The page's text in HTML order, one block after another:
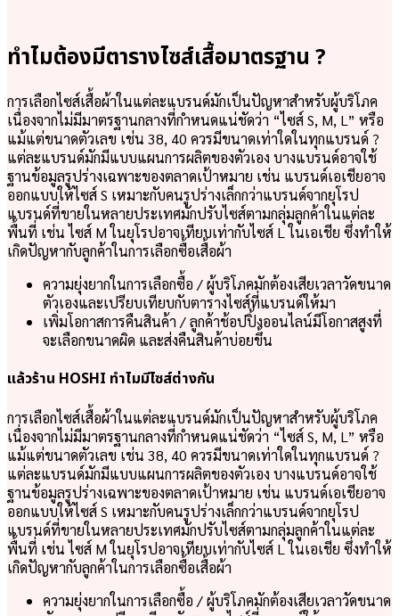
ทำไมต้องมีตารางไซส์เสื้อมาตรฐาน ?
การเลือกไซส์เสื้อผ้าในแต่ละแบรนด์มักเป็นปัญหาสำหรับผู้บริโภค
เนื่องจากไม่มีมาตรฐานกลางที่กำหนดแน่ชัดว่า “ไซส์ S, M, L” หรือ
แม้แต่ขนาดตัวเลข เช่น 38, 40 ควรมีขนาดเท่าใดในทุกแบรนด์ ?
แต่ละแบรนด์มักมีแบบแผนการผลิตของตัวเอง บางแบรนด์อาจใช้
ฐานข้อมูลรูปร่างเฉพาะของตลาดเป้าหมาย เช่น แบรนด์เอเชียอาจ
ออกแบบให้ไซส์ S เหมาะกับคนรูปร่างเล็กกว่าแบรนด์จากยุโรป
แบรนด์ที่ขายในหลายประเทศมักปรับไซส์ตามกลุ่มลูกค้าในแต่ละ
พื้นที่ เช่น ไซส์ M ในยุโรปอาจเทียบเท่ากับไซส์ L ในเอเชีย ซึ่งทำให้
เกิดปัญหากับลูกค้าในการเลือกซื้อเสื้อผ้า
ความยุ่งยากในการเลือกซื้อ / ผู้บริโภคมักต้องเสียเวลาวัดขนาด
ตัวเองและเปรียบเทียบกับตารางไซส์ที่แบรนด์ให้มา
เพิ่มโอกาสการคืนสินค้า / ลูกค้าช้อปปิ้งออนไลน์มีโอกาสสูงที่
จะเลือกขนาดผิด และส่งคืนสินค้าบ่อยขึ้น
แล้วร้าน HOSHI ทำไมมีไซส์ต่างกัน
การเลือกไซส์เสื้อผ้าในแต่ละแบรนด์มักเป็นปัญหาสำหรับผู้บริโภค
เนื่องจากไม่มีมาตรฐานกลางที่กำหนดแน่ชัดว่า “ไซส์ S, M, L” หรือ
แม้แต่ขนาดตัวเลข เช่น 38, 40 ควรมีขนาดเท่าใดในทุกแบรนด์ ?
แต่ละแบรนด์มักมีแบบแผนการผลิตของตัวเอง บางแบรนด์อาจใช้
ฐานข้อมูลรูปร่างเฉพาะของตลาดเป้าหมาย เช่น แบรนด์เอเชียอาจ
ออกแบบให้ไซส์ S เหมาะกับคนรูปร่างเล็กกว่าแบรนด์จากยุโรป
แบรนด์ที่ขายในหลายประเทศมักปรับไซส์ตามกลุ่มลูกค้าในแต่ละ
พื้นที่ เช่น ไซส์ M ในยุโรปอาจเทียบเท่ากับไซส์ L ในเอเชีย ซึ่งทำให้
เกิดปัญหากับลูกค้าในการเลือกซื้อเสื้อผ้า
ความยุ่งยากในการเลือกซื้อ / ผู้บริโภคมักต้องเสียเวลาวัดขนาด